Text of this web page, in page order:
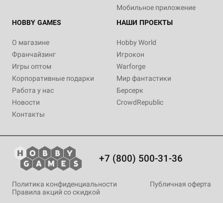
Мобильное приложение
HOBBY GAMES
О магазине
Франчайзинг
Игры оптом
Корпоративные подарки
Работа у нас
Новости
Контакты
НАШИ ПРОЕКТЫ
Hobby World
Игрокон
Warforge
Мир фантастики
Берсерк
CrowdRepublic
+7 (800) 500-31-36
Политика конфиденциальности
Публичная оферта
Правила акций со скидкой